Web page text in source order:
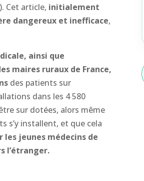
Cet article, initialement
dangereux et inefficace,
ainsi que
maires ruraux de France,
des patients sur
dans les 4 580
sur dotées, alors même
s’y installent, et que cela
les jeunes médecins de
l’étranger.